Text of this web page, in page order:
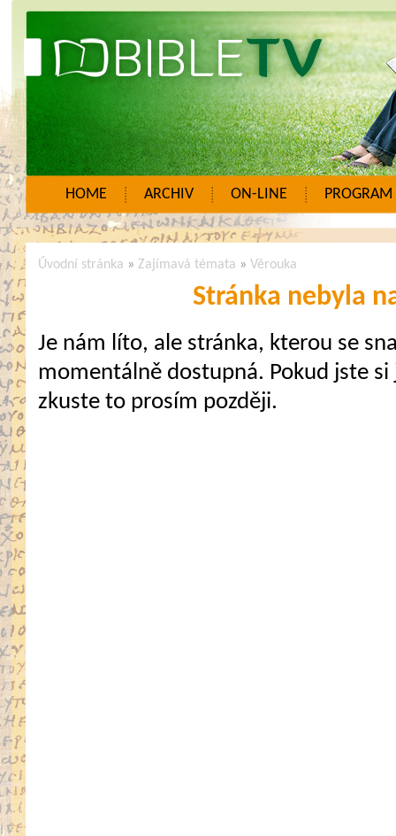
HOME ARCHIV ON-LINE PROGRAM
Úvodní stránka »Zajímavá témata » Věrouka
Stránka nebyla
Je nám líto, ale stránka, kterou se
momentálně dostupná. Pokud jste
zkuste to prosím později.